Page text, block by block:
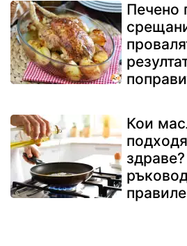
Печено
Кои